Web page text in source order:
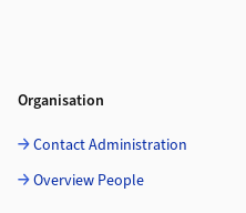
Organisation
Contact Administration
Overview People